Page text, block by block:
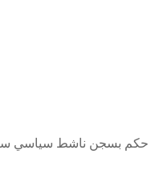
بسجن ناشط سياسي سنة